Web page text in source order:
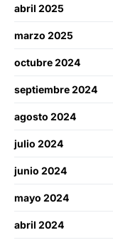
abril 2025
marzo 2025
octubre 2024
septiembre 2024
agosto 2024
julio 2024
junio 2024
mayo 2024
abril 2024